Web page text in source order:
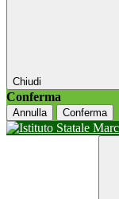
Chiudi
Conferma
Annulla Conferma